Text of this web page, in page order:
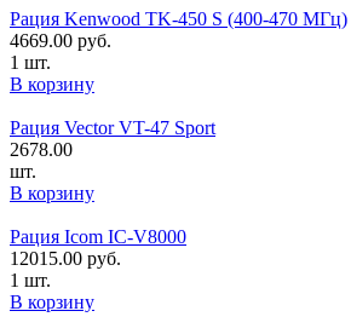
Рация Kenwood TK-450 S (400-470 МГц)
4669.00 руб.
1 шт.
В корзину
Рация Vector VT-47 Sport
2678.00
шт.
В корзину
Рация Icom IC-V8000
12015.00 руб.
1 шт.
В корзину